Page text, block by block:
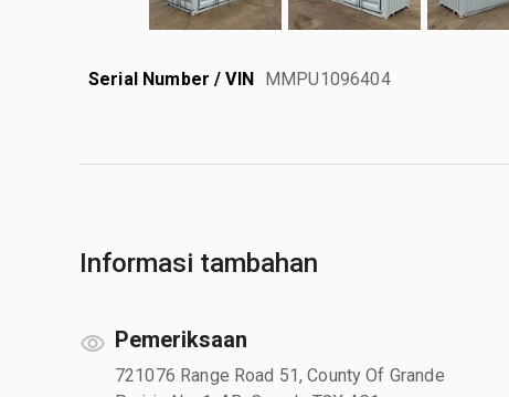
Serial Number / VIN MMPU1096404
Informasi tambahan
Pemeriksaan
721076 Range Road 51, County Of Grande